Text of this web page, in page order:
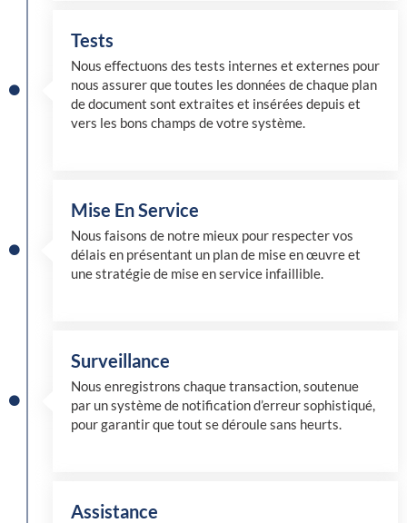
Tests
Nous effectuons des tests internes et externes pour
nous assurer que toutes les données de chaque plan
de document sont extraites et insérées depuis et
vers les bons champs de votre système.
Mise En Service
Nous faisons de notre mieux pour respecter vos
délais en présentant un plan de mise en œuvre et
une stratégie de mise en service infaillible.
Surveillance
Nous enregistrons chaque transaction, soutenue
par un système de notification d’erreur sophistiqué,
pour garantir que tout se déroule sans heurts.
Assistance